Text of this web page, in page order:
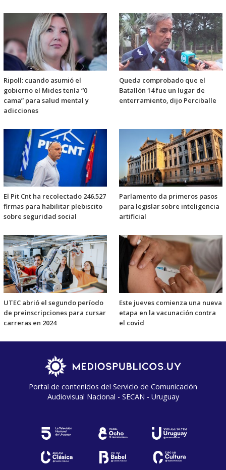
Ripoll: cuando asumió el
gobierno el Mides tenía “0
cama” para salud mental y
adicciones
Queda comprobado que el
Batallón 14 fue un lugar de
enterramiento, dijo Perciballe
El Pit Cnt ha recolectado 246.527
firmas para habilitar plebiscito
sobre seguridad social
Parlamento da primeros pasos
para legislar sobre inteligencia
artificial
UTEC abrió el segundo período
de preinscripciones para cursar
carreras en 2024
Este jueves comienza una nueva
etapa en la vacunación contra
el covid
Portal de contenidos del Servicio de Comunicación
Audiovisual Nacional - SECAN - Uruguay